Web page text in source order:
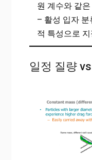
원 계수와 같
– 활성 입자 분
적 특성으로
일정 질량